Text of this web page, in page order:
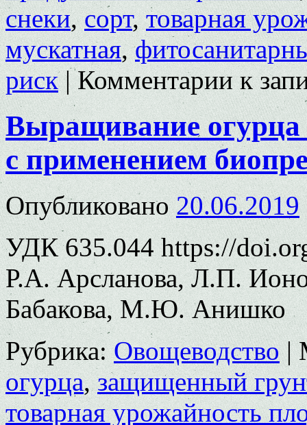
снеки,сорт,товарная
мускатная,
риск | Комментариик
Выращивание огурца
с применением
Опубликовано 20.06.2019
УДК 635.044 https://
Р.А. Арсланова, Л.П.
Бабакова, М.Ю. Анишко
Рубрика: Овощеводство |
огурца,защищенный
товарная урожайность